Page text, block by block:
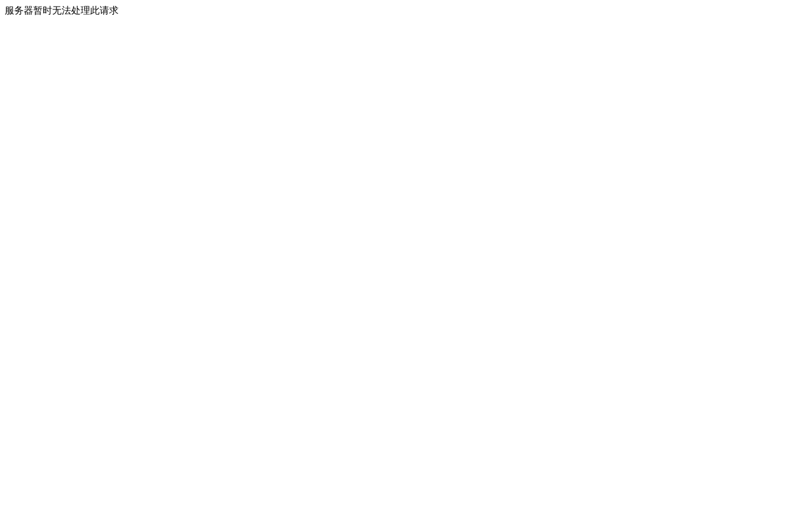
服务器暂时无法处理此请求